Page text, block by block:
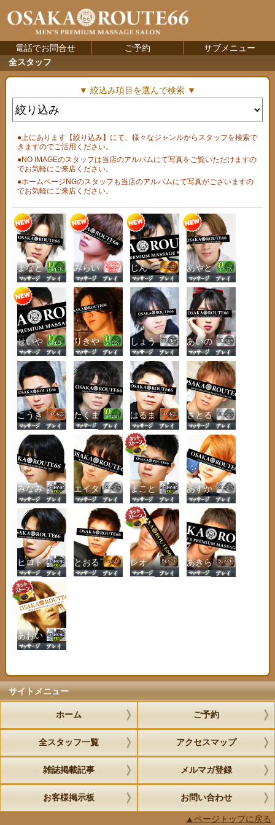
電話でお問合せ ご予約
サブメニュー
全スタッフ
▼ 絞込み項目を選んで検索 ▼
●上にあります【絞り込み】にて、様々なジャンルからスタッフを検索で
きますのでご活用ください。
●NO IMAGEのスタッフは当店のアルバムにて写真をご覧いただけますの
でお気軽にご来店ください。
●ホームページNGのスタッフも当店のアルバムにて写真がございますの
でお気軽にご来店ください。
まなと みらい じん あやと
せいや りきや しょう あいの
こうき たくま はるま さとる
みなみ エイタ まこと あすか
ヒロト とおる レオ あきら
あおい
サイトメニュー
ホーム ご予約
全スタッフ一覧 アクセスマップ
雑誌掲載記事 メルマガ登録
お客様掲示板 お問い合わせ
▲ページトップに戻る